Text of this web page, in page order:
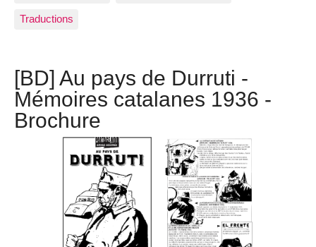
Traductions
[BD] Au pays de Durruti -
Mémoires catalanes 1936 -
Brochure